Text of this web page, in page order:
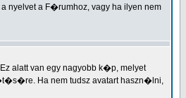
nyelvet a F�rumhoz, vagy ha ilyen nem
van egy nagyobb k�p, melyet
Ha nem tudsz avatart haszn�lni,